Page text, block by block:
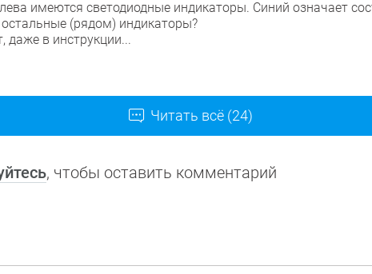
имеются светодиодные индикаторы. Синий означает
(рядом) индикаторы?
даже в инструкции...
Читать всё (24)
, чтобы оставить комментарий